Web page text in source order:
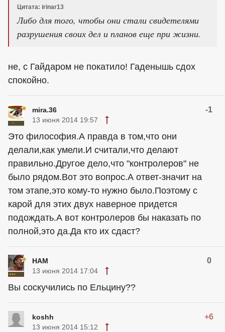
Цитата: irinar13
Либо для того, чтобы они стали свидетелями
разрушения своих дел и планов еще при жизни.
не, с Гайдаром не покатило! Гаденышь сдох
спокойно.
mira.36 -1
13 июня 2014 19:57
Это философия.А правда в том,что они
делали,как умели.И считали,что делают
правильно.Другое дело,что "контролеров" не
было рядом.Вот это вопрос.А ответ-значит на
том этапе,это кому-то нужно было.Поэтому с
карой для этих двух наверное придется
подождать.А вот контролеров бы наказать по
полной,это да.Да кто их сдаст?
HAM 0
13 июня 2014 17:04
Вы соскучились по Ельцину??
koshh +6
13 июня 2014 15:12